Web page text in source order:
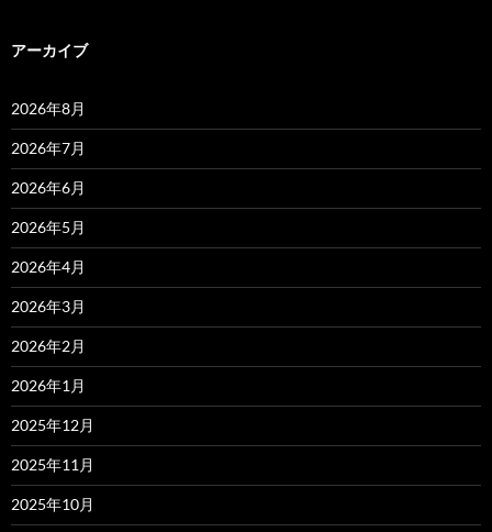
アーカイブ
2026年8月
2026年7月
2026年6月
2026年5月
2026年4月
2026年3月
2026年2月
2026年1月
2025年12月
2025年11月
2025年10月